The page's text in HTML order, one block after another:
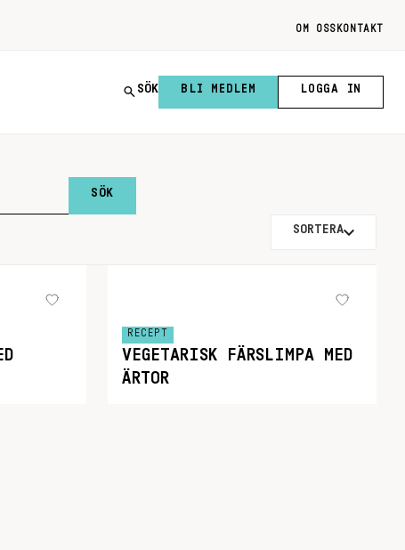
OM OSS KONTAKT
SÖK BLI MEDLEM LOGGA IN
SORTERA
RECEPT
VEGETARISK FÄRSLIMPA MED
ÄRTOR